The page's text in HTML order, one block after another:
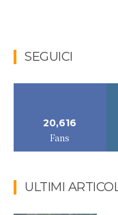
SEGUICI
20,616
Fans
ULTIMI